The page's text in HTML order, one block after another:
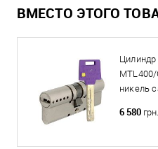
ВМЕСТО ЭТОГО
Цилиндр
никель
6 580 грн.